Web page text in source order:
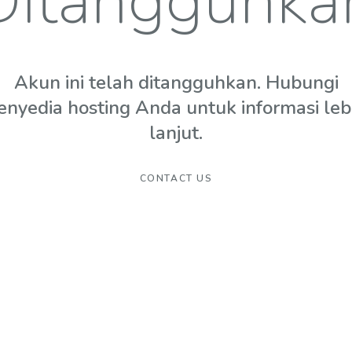
Akun ini telah ditangguhkan. Hubungi
hosting Anda untuk informasi
lanjut.
CONTACT US